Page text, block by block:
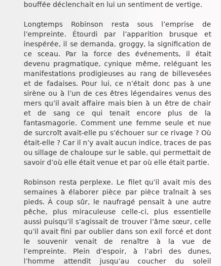
bouffée déclenchait en lui un sentiment de vertige.
Longtemps Robinson resta sous l’emprise de
l’empreinte. Étourdi par l’apparition brusque et
inespérée, il se demanda, groggy, la signification de
ce sceau. Par la force des événements, il était
devenu pragmatique, cynique même, reléguant les
manifestations prodigieuses au rang de billevesées
et de fadaises. Pour lui, ce n’était donc pas à une
sirène ou à l’un de ces êtres légendaires venus des
mers qu’il avait affaire mais bien à un être de chair
et de sang ce qui tenait encore plus de la
fantasmagorie. Comment une femme seule et nue
de surcroît avait-elle pu s’échouer sur ce rivage ? Où
était-elle ? Car il n’y avait aucun indice, traces de pas
ou sillage de chaloupe sur le sable, qui permettait de
savoir d’où elle était venue et par où elle était partie.
Robinson resta perplexe. Le filet qu’il avait mis des
semaines à élaborer pièce par pièce traînait à ses
pieds. À coup sûr, le naufragé pensait à une autre
pêche, plus miraculeuse celle-ci, plus essentielle
aussi puisqu’il s’agissait de trouver l’âme sœur, celle
qu’il avait fini par oublier dans son exil forcé et dont
le souvenir venait de renaître à la vue de
l’empreinte. Plein d’espoir, à l’abri des dunes,
l’homme attendit jusqu’au coucher du soleil